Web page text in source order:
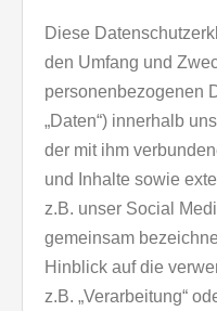
Diese
den Umfang und
personenbezogenen
„Daten“) innerhalb
der mit ihm
und Inhalte sowie
z.B. unser Social
gemeinsam
Hinblick auf die
z.B. „Verarbeitung“